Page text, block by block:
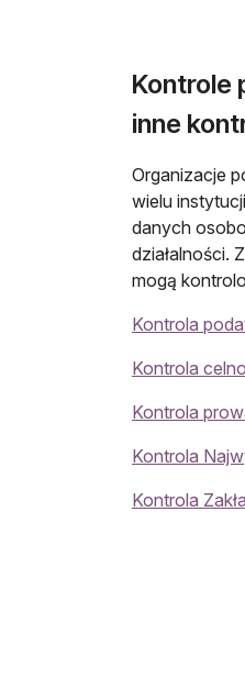
Kontrole
inne
Organizacje
wielu
danych
działalności.
mogą
Kontrola
Kontrola
Kontrola
Kontrola
Kontrola